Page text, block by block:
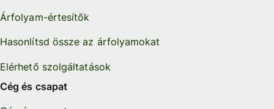
Árfolyam-értesítők
Hasonlítsd össze az árfolyamokat
Elérhető szolgáltatások
Cég és csapat